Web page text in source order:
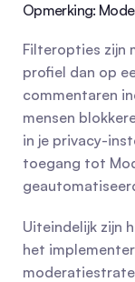
Opmerking:
Filteropties zijn
profiel dan op
commentaren
mensen
in je privacy-
toegang tot
Uiteindelijk zijn
het